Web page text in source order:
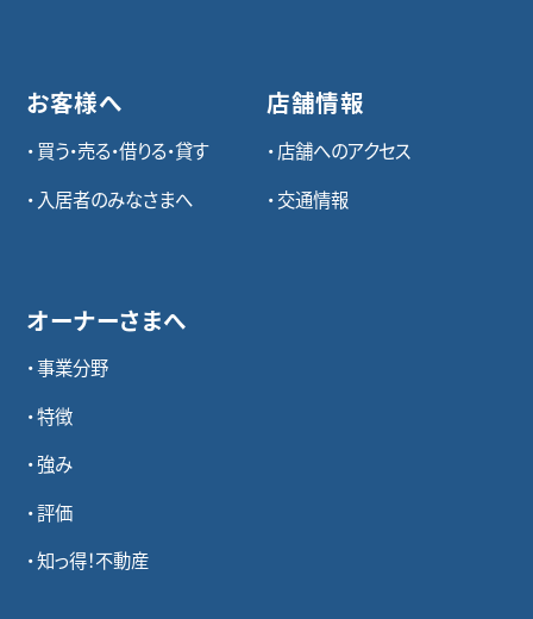
お客様へ
買う・売る・借りる・貸す
入居者のみなさまへ
オーナーさまへ
事業分野
特徴
強み
評価
知っ得！不動産
店舗情報
店舗へのアクセス
交通情報